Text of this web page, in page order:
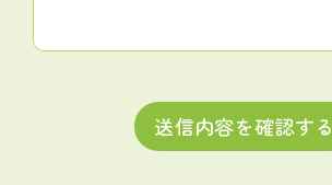
送信内容を確認する